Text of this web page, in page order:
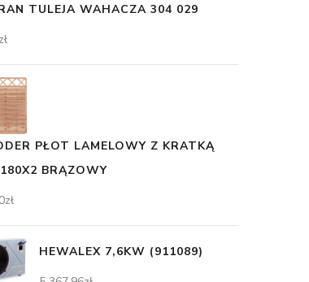
TULEJA WAHACZA 304 029
zł
PŁOT LAMELOWY Z KRATKĄ
BRĄZOWY
zł
HEWALEX 7,6KW (911089)